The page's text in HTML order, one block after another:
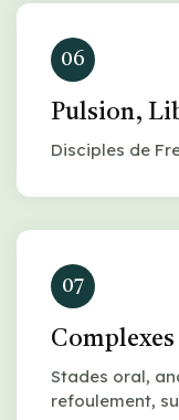
06
Pulsion,
Disciples de
07
Stades oral,
refoulement,